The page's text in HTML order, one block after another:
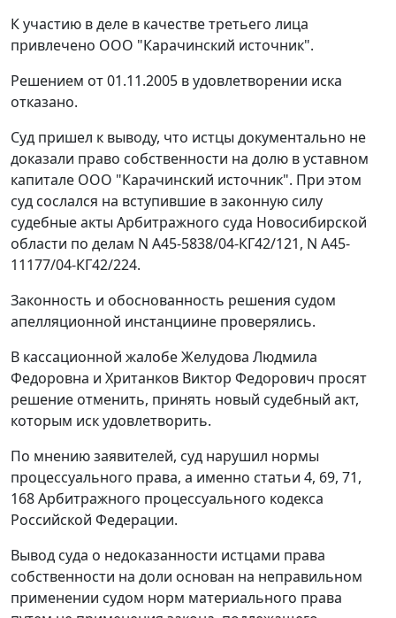
К участию в деле в качестве третьего лица
привлечено ООО "Карачинский источник".
Решением от 01.11.2005 в удовлетворении иска
отказано.
Суд пришел к выводу, что истцы документально не
доказали право собственности на долю в уставном
капитале ООО "Карачинский источник". При этом
суд сослался на вступившие в законную силу
судебные акты Арбитражного суда Новосибирской
области по делам N А45-5838/04-КГ42/121, N А45-
11177/04-КГ42/224.
Законность и обоснованность решения судом
апелляционной инстанциине проверялись.
В кассационной жалобе Желудова Людмила
Федоровна и Хританков Виктор Федорович просят
решение отменить, принять новый судебный акт,
которым иск удовлетворить.
По мнению заявителей, суд нарушил нормы
процессуального права, а именно статьи 4, 69, 71,
168Арбитражного процессуального кодекса
Российской Федерации.
Вывод суда о недоказанности истцами права
собственности на доли основан на неправильном
применении судом норм материального права